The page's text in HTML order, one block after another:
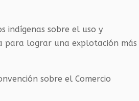
indígenas sobre el uso y
para lograr una explotación más
sobre el Comercio